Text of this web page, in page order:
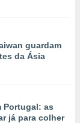
guardam
da Ásia
Portugal: as
já para colher